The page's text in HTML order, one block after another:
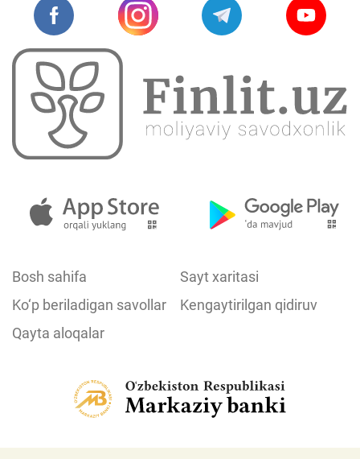
Bosh sahifa
Sayt xaritasi
Ko‘p beriladigan savollar
Kengaytirilgan qidiruv
Qayta aloqalar